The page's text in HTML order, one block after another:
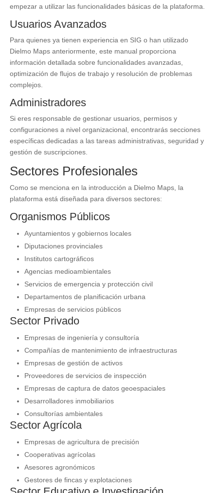
empezar a utilizar las funcionalidades básicas de la plataforma.
Usuarios Avanzados
Para quienes ya tienen experiencia en SIG o han utilizado
Dielmo Maps anteriormente, este manual proporciona
información detallada sobre funcionalidades avanzadas,
optimización de flujos de trabajo y resolución de problemas
complejos.
Administradores
Si eres responsable de gestionar usuarios, permisos y
configuraciones a nivel organizacional, encontrarás secciones
específicas dedicadas a las tareas administrativas, seguridad y
gestión de suscripciones.
Sectores Profesionales
Como se menciona en la introducción a Dielmo Maps, la
plataforma está diseñada para diversos sectores:
Organismos Públicos
Ayuntamientos y gobiernos locales
Diputaciones provinciales
Institutos cartográficos
Agencias medioambientales
Servicios de emergencia y protección civil
Departamentos de planificación urbana
Empresas de servicios públicos
Sector Privado
Empresas de ingeniería y consultoría
Compañías de mantenimiento de infraestructuras
Empresas de gestión de activos
Proveedores de servicios de inspección
Empresas de captura de datos geoespaciales
Desarrolladores inmobiliarios
Consultorías ambientales
Sector Agrícola
Empresas de agricultura de precisión
Cooperativas agrícolas
Asesores agronómicos
Gestores de fincas y explotaciones